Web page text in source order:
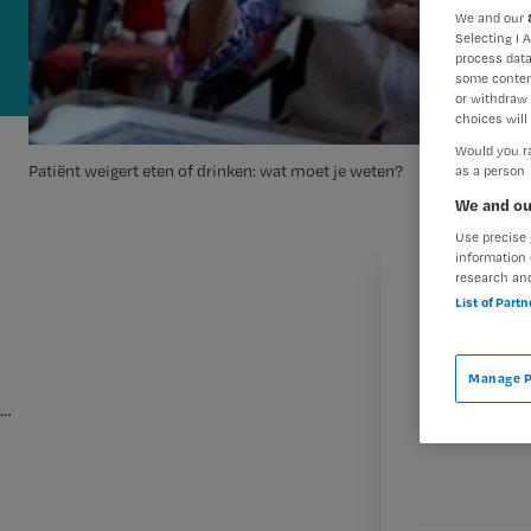
Patiënt weigert eten of drinken: wat moet je weten?
…
We and our
Selecting I
process
some
or withdraw
choices will
Would you
as a person
We and
Use
information
research
List of
Manage